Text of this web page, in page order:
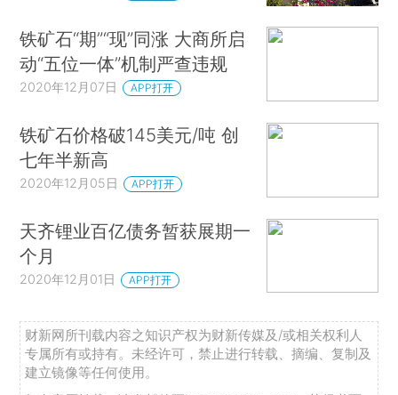
铁矿石“期”“现”同涨 大商所启
动“五位一体”机制严查违规
2020年12月07日 APP打开
铁矿石价格破145美元/吨 创
七年半新高
2020年12月05日 APP打开
天齐锂业百亿债务暂获展期一
个月
2020年12月01日 APP打开
财新网所刊载内容之知识产权为财新传媒及/或相关权利人
专属所有或持有。未经许可，禁止进行转载、摘编、复制及
建立镜像等任何使用。